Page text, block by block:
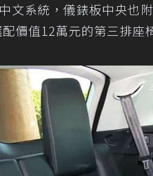
文系統，儀錶板中央也
價值12萬元的第三排座